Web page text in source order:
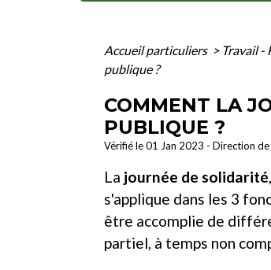
Accueil particuliers > Travail -
publique ?
COMMENT LA
PUBLIQUE ?
Vérifié le 01 Jan 2023 - Direction
La journée de solidarité
s'applique dans les 3
être accomplie de
partiel, à temps non